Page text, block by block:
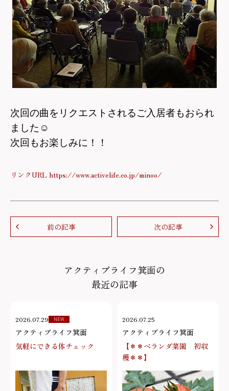
次回の曲をリクエストされるご入居者もおられ
ました ☺
次回もお楽しみに！！
リンクURL https://www.activelife.co.jp/minoo/
前の記事 次の記事
アクティブライフ箕面の
最近の記事
2026.07.29 NEW
アクティブライフ箕面
気軽にできる体チェック
2026.07.25
アクティブライフ箕面
【＊＊ベランダ菜園 初収
穫＊＊】